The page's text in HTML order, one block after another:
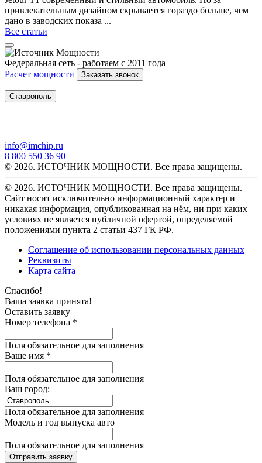
привлекательным дизайном скрывается гораздо больше, чем
дано в заводских показа ...
Все статьи
Федеральная сеть - работаем с 2011 года
Расчет мощности
Заказать звонок
Ставрополь
info@imchip.ru
8 800 550 36 90
© 2026. ИСТОЧНИК МОЩНОСТИ. Все права защищены.
© 2026. ИСТОЧНИК МОЩНОСТИ. Все права защищены.
Сайт носит исключительно информационный характер и
никакая информация, опубликованная на нём, ни при каких
условиях не является публичной офертой, определяемой
положениями пункта 2 статьи 437 ГК РФ.
Соглашение об использовании персональных данных
Реквизиты
Карта сайта
Спасибо!
Ваша заявка принята!
Оставить заявку
Номер телефона *
Поля обязательное для заполнения
Ваше имя *
Поля обязательное для заполнения
Ваш город:
Поля обязательное для заполнения
Модель и год выпуска авто
Поля обязательное для заполнения
Отправить заявку